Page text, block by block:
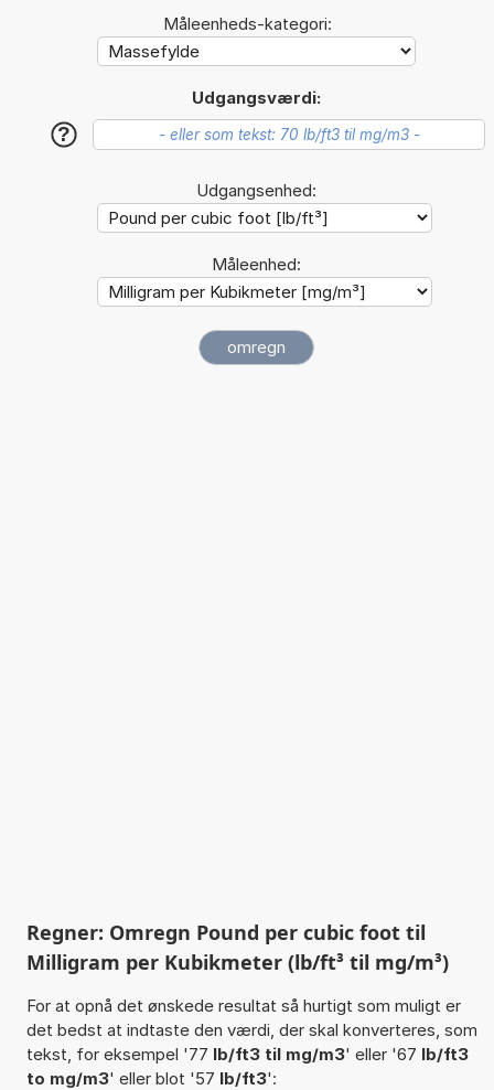
Måleenheds-kategori:
Udgangsværdi:
?
Udgangsenhed:
Måleenhed:
Regner: Omregn Pound per cubic foot til
Milligram per Kubikmeter (lb/ft³ til mg/m³)
For at opnå det ønskede resultat så hurtigt som muligt er
det bedst at indtaste den værdi, der skal konverteres, som
tekst, for eksempel '77 lb/ft3 til mg/m3' eller '67 lb/ft3
to mg/m3' eller blot '57 lb/ft3':